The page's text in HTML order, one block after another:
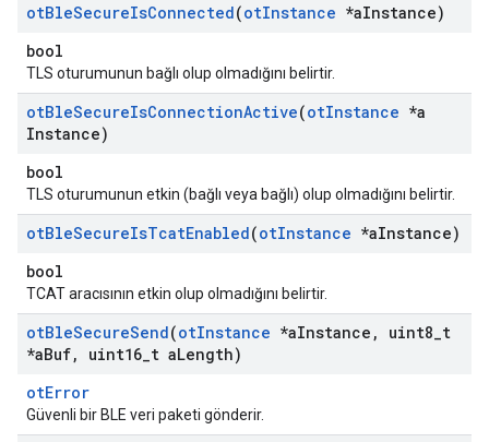
otBleSecureIsConnected(otInstance *aInstance)
bool
TLS oturumunun bağlı olup olmadığını belirtir.
otBleSecureIsConnectionActive(otInstance *a
Instance)
bool
TLS oturumunun etkin (bağlı veya bağlı) olup olmadığını belirtir.
otBleSecureIsTcatEnabled(otInstance *aInstance)
bool
TCAT aracısının etkin olup olmadığını belirtir.
otBleSecureSend(otInstance *aInstance , uint8 t
*aBuf, uint16 t aLength)
otError
Güvenli bir BLE veri paketi gönderir.